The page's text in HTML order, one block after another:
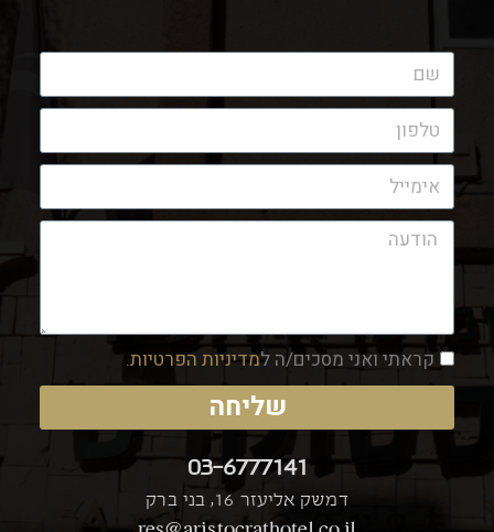
קראתי ואני מסכים/ה למדיניות הפרטיות.
שליחה
03-6777141
דמשק אליעזר 16, בני ברק